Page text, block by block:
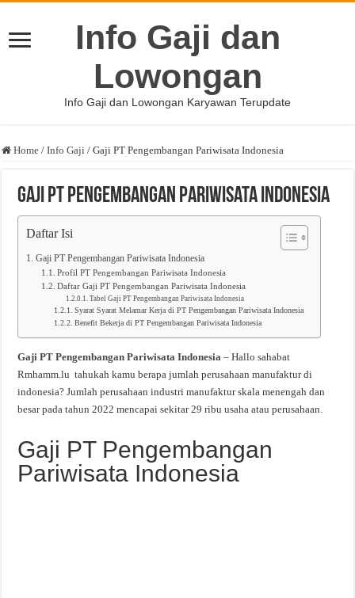
Info Gaji dan
Lowongan
Info Gaji dan Lowongan Karyawan Terupdate
Home / Info Gaji / Gaji PT Pengembangan Pariwisata Indonesia
Gaji PT Pengembangan Pariwisata Indonesia
Daftar Isi
Gaji PT Pengembangan Pariwisata Indonesia
Profil PT Pengembangan Pariwisata Indonesia
Daftar Gaji PT Pengembangan Pariwisata Indonesia
Tabel Gaji PT Pengembangan Pariwisata Indonesia
Syarat Syarat Melamar Kerja di PT Pengembangan Pariwisata Indonesia
Benefit Bekerja di PT Pengembangan Pariwisata Indonesia
Gaji PT Pengembangan Pariwisata Indonesia – Hallo sahabat
Rmhamm.lu tahukah kamu berapa jumlah perusahaan manufaktur di
indonesia? Jumlah perusahaan industri manufaktur skala menengah dan
besar pada tahun 2022 mencapai sekitar 29 ribu usaha atau perusahaan.
Gaji PT Pengembangan
Pariwisata Indonesia